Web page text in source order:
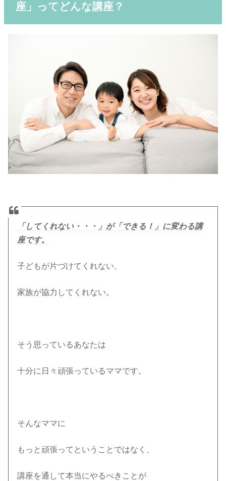
座」ってどんな講座？
「してくれない・・・」が「できる！」に変わる講
座です。
子どもが片づけてくれない、
家族が協力してくれない。
そう思っているあなたは
十分に日々頑張っているママです。
そんなママに
もっと頑張ってということではなく、
講座を通して本当にやるべきことが